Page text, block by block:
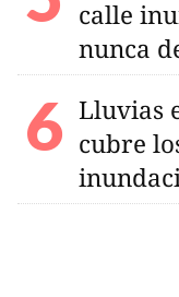
calle
nunca
Lluvias
cubre